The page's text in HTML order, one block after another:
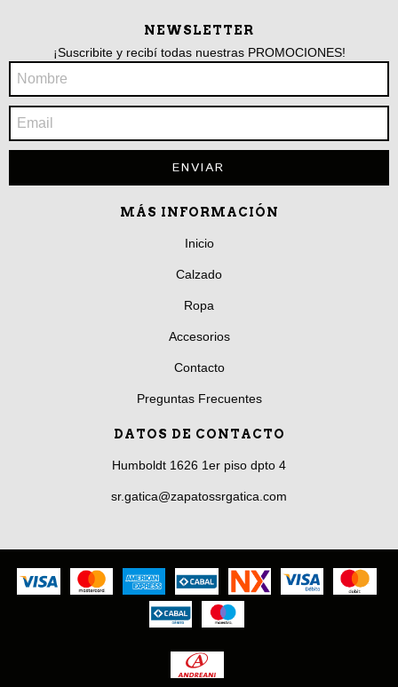
NEWSLETTER
¡Suscribite y recibí todas nuestras PROMOCIONES!
MÁS INFORMACIÓN
Inicio
Calzado
Ropa
Accesorios
Contacto
Preguntas Frecuentes
DATOS DE CONTACTO
Humboldt 1626 1er piso dpto 4
sr.gatica@zapatossrgatica.com